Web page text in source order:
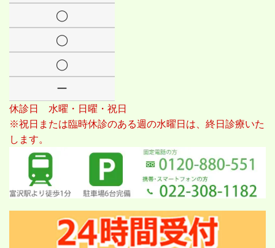
◯
◯
◯
ー
休診日 水曜・日曜・祝日
※祝日または臨時休診のある週の水曜日は、終日診療いた
します。